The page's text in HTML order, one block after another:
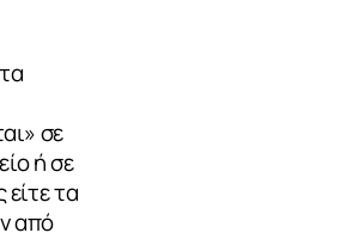
σε
ή σε
τα
από